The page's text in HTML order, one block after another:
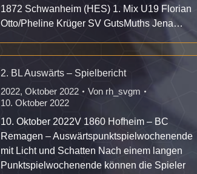
1872 Schwanheim (HES) 1. Mix U19 Florian
Otto/Pheline Krüger SV GutsMuths Jena…
2. BL Auswärts – Spielbericht
2022, Oktober 2022 Von rh_svgm
10. Oktober 2022
10. Oktober 2022V 1860 Hofheim – BC
Remagen – Auswärtspunktspielwochenende
mit Licht und Schatten Nach einem langen
Punktspielwochenende können die Spieler